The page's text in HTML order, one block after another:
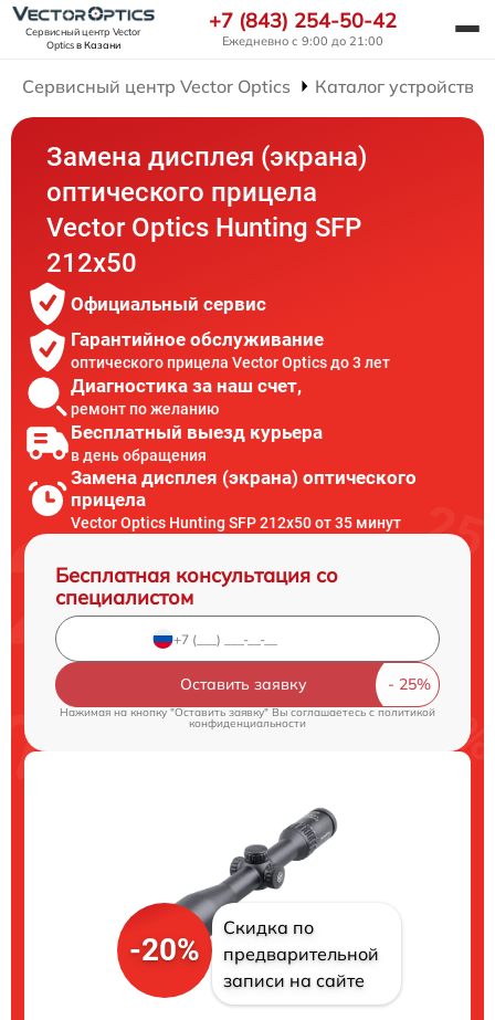
Сервисный центр Vector
Opticsв Казани
+7 (843) 254-50-42
Ежедневно с 9:00 до 21:00
Сервисный центр Vector Optics Каталог устройств
Замена дисплея (экрана)
оптического прицела
Vector Optics Hunting SFP
212x50
Официальный сервис
Гарантийное обслуживание
оптического прицела Vector Optics до 3 лет
Диагностика за наш счет,
ремонт по желанию
Бесплатный выезд курьера
в день обращения
Замена дисплея (экрана) оптического
прицела
Vector Optics Hunting SFP 212x50 от 35 минут
Бесплатная консультация со
специалистом
Оставить заявку
Нажимая на кнопку "Оставить заявку" Вы соглашаетесь c политикой
конфиденциальности
-20%
Скидка по
предварительной
записи на сайте